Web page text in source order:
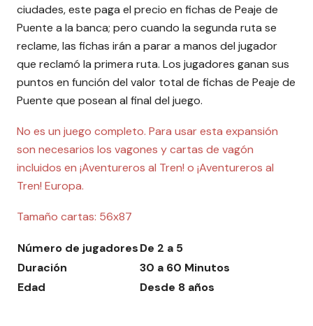
ciudades, este paga el precio en fichas de Peaje de
Puente a la banca; pero cuando la segunda ruta se
reclame, las fichas irán a parar a manos del jugador
que reclamó la primera ruta. Los jugadores ganan sus
puntos en función del valor total de fichas de Peaje de
Puente que posean al final del juego.
No es un juego completo. Para usar esta expansión
son necesarios los vagones y cartas de vagón
incluidos en ¡Aventureros al Tren! o ¡Aventureros al
Tren! Europa.
Tamaño cartas: 56x87
Número de jugadoresDe 2 a 5
Duración
30 a 60 Minutos
Edad
Desde 8 años